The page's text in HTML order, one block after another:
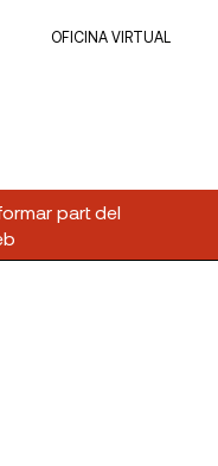
OFICINA VIRTUAL
part del